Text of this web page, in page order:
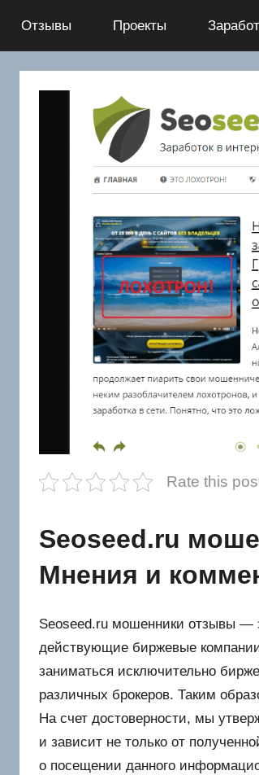
Отзывы Проекты
Rate this
Seoseed.ru
Мнения и
Seoseed.ru мошенники отзывы —
действующие биржевые
заниматься исключительно
различных брокеров. Таким
На счет достоверности, мы
и зависит не только от
о посещении данного